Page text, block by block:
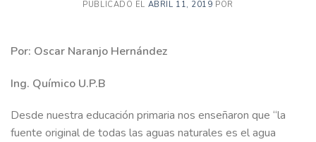
PUBLICADO EL ABRIL 11, 2019 POR
Por: Oscar Naranjo Hernández
Ing. Químico U.P.B
Desde nuestra educación primaria nos enseñaron que “la
fuente original de todas las aguas naturales es el agua